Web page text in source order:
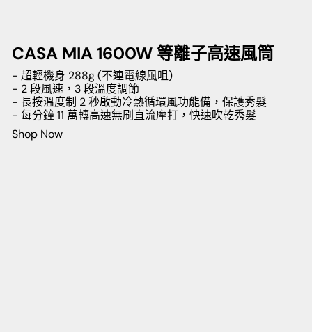
CASA MIA 1600W 等離子高速風筒
- 超輕機身 288g (不連電線風咀)
- 2 段風速，3 段溫度調節
- 長按溫度制 2 秒啟動冷熱循環風功能備，保護秀髮
- 每分鐘 11 萬轉高速無刷直流摩打，快速吹乾秀髮
Shop Now